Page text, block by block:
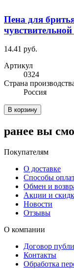
Пена для
14.41 руб.
Артикул
0324
Cтрана
Россия
В корзину
ранее вы
Покупателям
О доставке
Способы
Обмен и
Акции и
Новости
Отзывы
О компании
Договор
Контакты
Обработка